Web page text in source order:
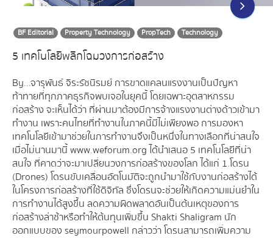
BF Editorial Property Technology PropTech Technology
5 เทคโนโลยีพลิกโฉมวงการก่อสร้าง
By…จารุพันธ์ จิระรัชนิรมย์ การขาดแคลนแรงงานเป็นปัญหา
ท้าทายที่ทุกภาคธุรกิจพบเจอในยุคนี้ โดยเฉพาะอุตสาหกรรม
ก่อสร้าง จะเห็นได้ว่า ที่ผ่านมาต้องมีการจ้างแรงงานต่างด้าวเข้ามา
ทำงาน เพราะคนไทยที่ทำงานในภาคนี้มีไม่เพียงพอ การมองหา
เทคโนโลยีเข้ามาช่วยในการทำงานจึงเป็นหนึ่งในทางเลือกที่น่าสนใจ
เมื่อไม่นานมานี้ www.weforum.org ได้นำเสนอ 5 เทคโนโลยีที่น่า
สนใจ ที่คาดว่าจะมาเปลี่ยนวงการก่อสร้างของโลก ได้แก่ 1.โดรน
(Drones) โดรนขับเคลื่อนอัตโนมัติจะถูกนำมาใช้กับงานก่อสร้างได้
ในโครงการก่อสร้างที่ใช้ดิจิทัล ซึ่งโดรนจะช่วยให้เกิดความแม่นยำใน
การทำงานได้สูงขึ้น ลดความผิดพลาดอันเป็นต้นเหตุของการ
ก่อสร้างล่าช้าหรือทำให้ต้นทุนเพิ่มขึ้น Shakti Shaligram นัก
ออกแบบของ seymourpowell กล่าวว่า โดรนสามารถเพิ่มความ